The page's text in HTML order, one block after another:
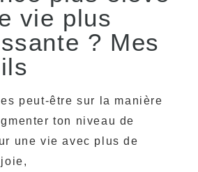
vie plus
? Mes
peut-être sur la manière
ton niveau de
une vie avec plus de